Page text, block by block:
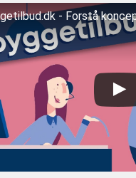
- Forstå